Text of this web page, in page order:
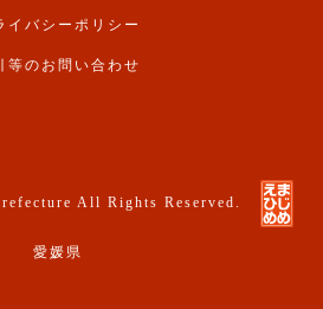
イバシーポリシー
等のお問い合わせ
All Rights Reserved.
愛媛県